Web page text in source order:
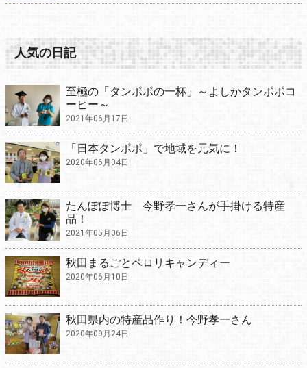
人気の日記
至極の「タンポポの一杯」～よしかタンポポコ
ーヒー～
2021年06月17日
「日本タンポポ」で地域を元気に！
2020年06月04日
たんぽぽ博士 今野孝一さんが手掛ける特産
品！
2021年05月06日
秋田まるごとペロリキャンディー
2020年06月10日
秋田県内の特産品作り！今野孝一さん
2020年09月24日